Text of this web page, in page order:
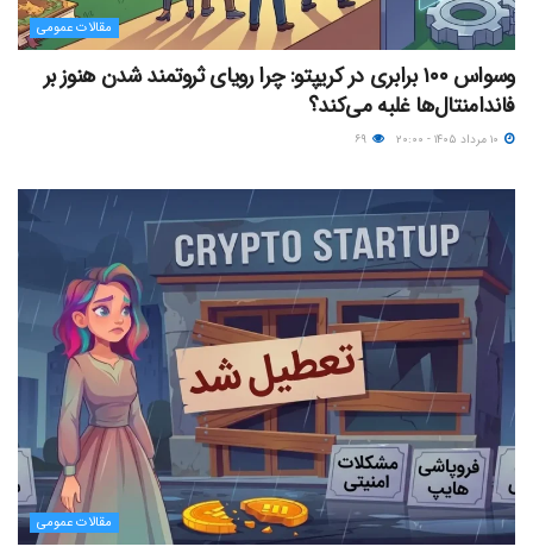
مقالات عمومی
وسواس ۱۰۰ برابری در کریپتو: چرا رویای ثروتمند شدن هنوز بر
فاندامنتال‌ها غلبه می‌کند؟
مقالات عمومی